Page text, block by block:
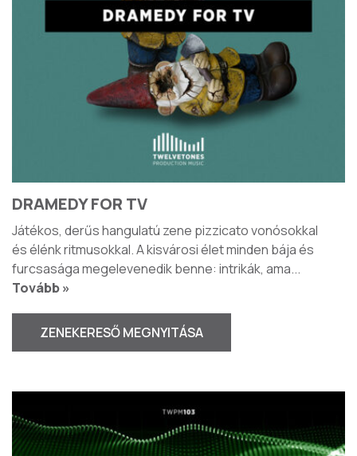
DRAMEDY FOR TV
Játékos, derűs hangulatú zene pizzicato vonósokkal
és élénk ritmusokkal. A kisvárosi élet minden bája és
furcsasága megelevenedik benne: intrikák, ama...
Tovább »
ZENEKERESŐ MEGNYITÁSA